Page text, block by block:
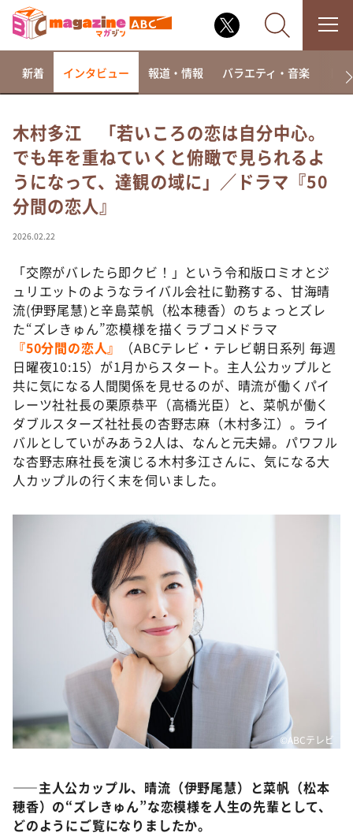
なるみ・岡村の過ぎるTV
相席食堂
これ余談なんですけど・・・
～人生密着トークバラエティ！～ やすとものいたっ
て真剣です
探偵！ナイトスクープ
news おかえり
河合＆A.B.C-Z塚田×福井アナ「なんでやねん！？」
（news おかえり）
DAIGOも台所 ～きょうの献立 何にする？～
本日はダイアンなり！シーズン２
朝だ！生です旅サラダ
教えて！ニュースライブ 正義のミカタ
ＬＩＦＥ～夢のカタチ～
ポツンと一軒家
ザキ山小屋本館
ぺこぱのまるスポ
アナ回覧板
新着 インタビュー 報道・情報 バラエティ・音楽 ド
木村多江 「若いころの恋は自分中心。
でも年を重ねていくと俯瞰で見られるよ
うになって、達観の域に」／ドラマ『50
分間の恋人』
2026.02.22
「交際がバレたら即クビ！」という令和版ロミオとジ
ュリエットのようなライバル会社に勤務する、甘海晴
流(伊野尾慧)と辛島菜帆（松本穂香）のちょっとズレ
た“ズレきゅん”恋模様を描くラブコメドラマ
『50分間の恋人』
（ABCテレビ・テレビ朝日系列 毎週
日曜夜10:15）が1月からスタート。主人公カップルと
共に気になる人間関係を見せるのが、晴流が働くパイ
レーツ社社長の栗原恭平（高橋光臣）と、菜帆が働く
ダブルスターズ社社長の杏野志麻（木村多江）。ライ
バルとしていがみあう2人は、なんと元夫婦。パワフル
な杏野志麻社長を演じる木村多江さんに、気になる大
人カップルの行く末を伺いました。
©️ABCテレビ
――主人公カップル、晴流（伊野尾慧）と菜帆（松本
穂香）の“ズレきゅん”な恋模様を人生の先輩として、
どのようにご覧になりましたか。